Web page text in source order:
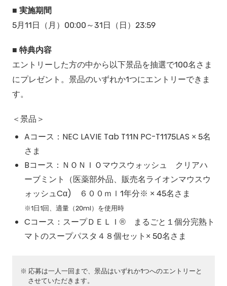
■ 実施期間
5月11日（月）00:00～31日（日）23:59
■ 特典内容
エントリーした方の中から以下景品を抽選で100名さま
にプレゼント。景品のいずれか1つにエントリーできま
す。
＜景品＞
Aコース：NEC LAVIE Tab T11N PC-T1175LAS × 5名
さま
Bコース：ＮＯＮＩＯマウスウォッシュ クリアハ
ーブミント（医薬部外品、販売名ライオンマウスウ
ォッシュCα) ６００ｍｌ1年分※ × 45名さま
※1日1回、適量（20ml）を使用時
Cコース：スープＤＥＬＩ® まるごと１個分完熟ト
マトのスープパスタ４８個セット× 50名さま
応募は一人一回まで、景品はいずれか1つへのエントリーと
させていただきます。